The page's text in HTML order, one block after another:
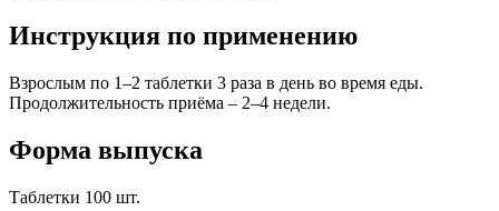
Инструкция по применению
Взрослым по 1–2 таблетки 3 раза в день во время еды.
Продолжительность приёма – 2–4 недели.
Форма выпуска
Таблетки 100 шт.